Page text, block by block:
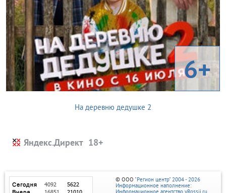
6+
На деревню дедушке 2
Яндекс.Директ
© ООО "Регион центр" 2004 - 2026
Информационное наполнение:
Информационное агентство vRossii.ru